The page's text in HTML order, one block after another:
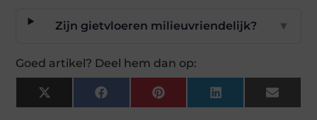
Zijn gietvloeren milieuvriendelijk? ▼
Goed artikel? Deel hem dan op:
X
(Twitter)
FacebookPinterestLinkedIn Email